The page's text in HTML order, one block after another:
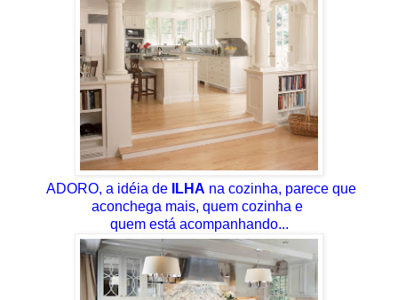
ADORO, a idéia deILHA na cozinha, parece que
aconchega mais, quem cozinha e
quem está acompanhando...